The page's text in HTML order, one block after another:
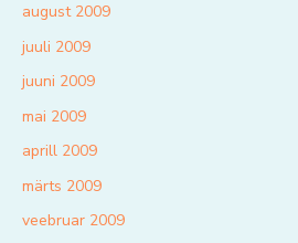
august 2009
juuli 2009
juuni 2009
mai 2009
aprill 2009
märts 2009
veebruar 2009